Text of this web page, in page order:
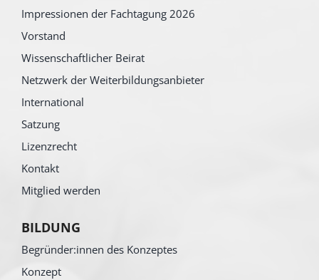
Impressionen der Fachtagung 2026
Vorstand
Wissenschaftlicher Beirat
Netzwerk der Weiterbildungsanbieter
International
Satzung
Lizenzrecht
Kontakt
Mitglied werden
BILDUNG
Begründer:innen des Konzeptes
Konzept